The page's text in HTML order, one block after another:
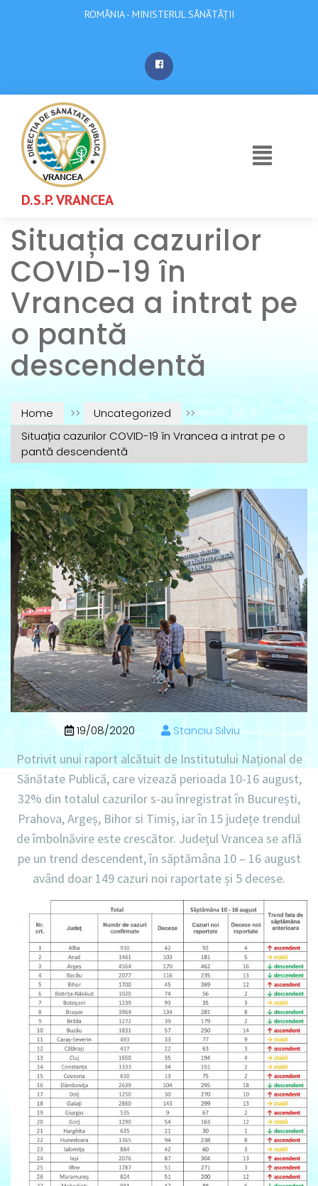
ROMÂNIA - MINISTERUL SĂNĂTĂȚII
D.S.P. VRANCEA
Situația cazurilor
COVID-19 în
Vrancea a intrat pe
o pantă
descendentă
Home >> Uncategorized
>>
Situația cazurilor COVID-19 în Vrancea a intrat pe o
pantă descendentă
19/08/2020 Stanciu Silviu
Potrivit unui raport alcătuit de Institutului Național de
Sănătate Publică, care vizează perioada 10-16 august,
32% din totalul cazurilor s-au înregistrat în București,
Prahova, Argeș, Bihor si Timiș, iar în 15 județe trendul
de îmbolnăvire este crescător. Județul Vrancea se află
pe un trend descendent, în săptămâna 10 – 16 august
având doar 149 cazuri noi raportate și 5 decese.